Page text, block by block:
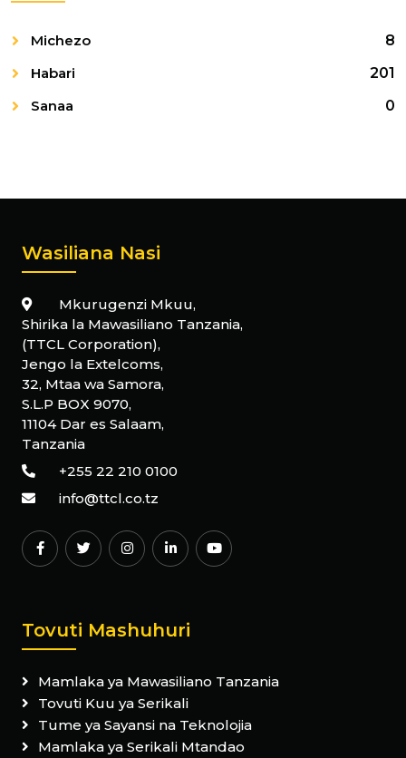
Michezo
8
Habari
201
Sanaa
0
Wasiliana Nasi
Mkurugenzi Mkuu,
Shirika la Mawasiliano Tanzania,
(TTCL Corporation),
Jengo la Extelcoms,
32, Mtaa wa Samora,
S.L.P BOX 9070,
11104 Dar es Salaam,
Tanzania
+255 22 210 0100
info@ttcl.co.tz
Tovuti Mashuhuri
Mamlaka ya Mawasiliano Tanzania
Tovuti Kuu ya Serikali
Tume ya Sayansi na Teknolojia
Mamlaka ya Serikali Mtandao